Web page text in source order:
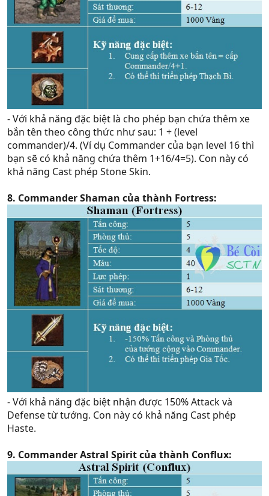
- Với khả năng đặc biệt là cho phép bạn chứa thêm xe
bắn tên theo công thức như sau: 1 + (level
commander)/4. (Ví dụ Commander của bạn level 16 thì
bạn sẽ có khả năng chứa thêm 1+16/4=5). Con này có
khả năng Cast phép Stone Skin.
8. Commander Shaman của thành Fortress:
- Với khả năng đặc biệt nhận được 150% Attack và
Defense từ tướng. Con này có khả năng Cast phép
Haste.
9. Commander Astral Spirit của thành Conflux: